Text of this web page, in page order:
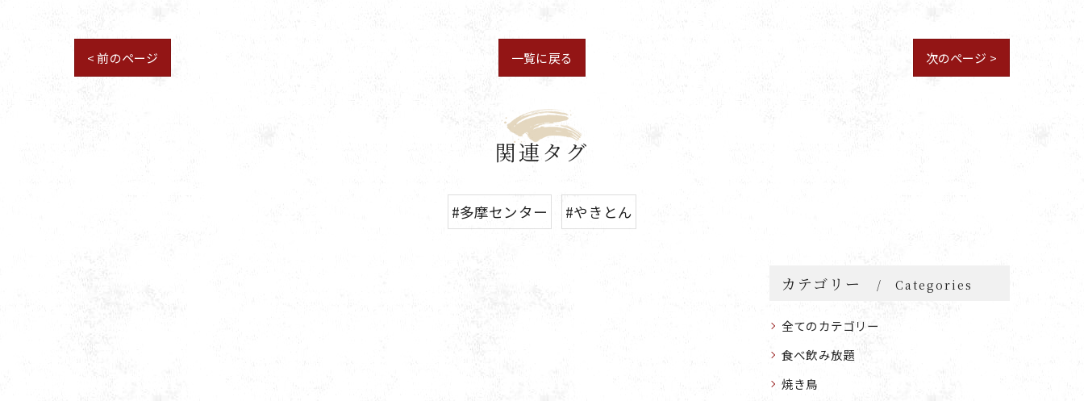
< 前のページ 一覧に戻る 次のページ >
関連タグ
#多摩センター #やきとん
カテゴリー Categories
全てのカテゴリー
食べ飲み放題
焼き鳥